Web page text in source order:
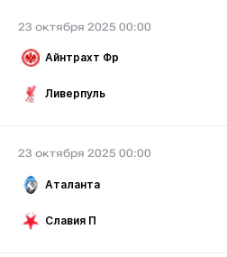
23 октября 2025 00:00
Айнтрахт Фр
Ливерпуль
23 октября 2025 00:00
Аталанта
Славия П